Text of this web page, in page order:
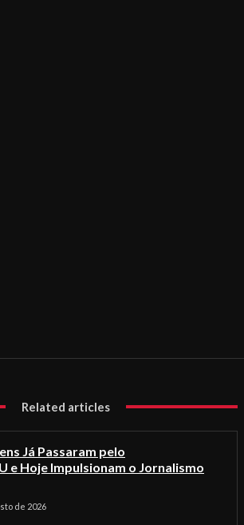
Related articles
Já Passaram pelo
e Hoje Impulsionam o Jornalismo
de 2026